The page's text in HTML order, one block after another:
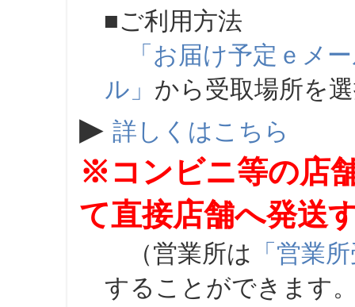
■ご利用方法
「お届け予定ｅメ
ル」 から受取場所を
▶ 詳しくはこちら
※コンビニ等の店
て直接店舗へ発送
（営業所は 「営業
することができます